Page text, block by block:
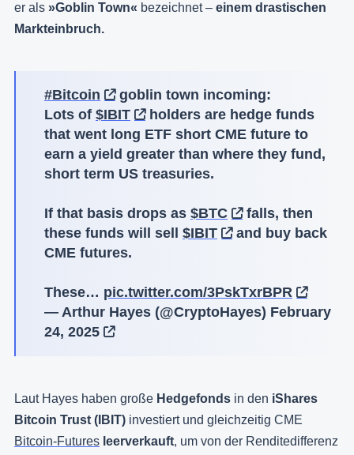
er als »Goblin Town« bezeichnet – einem drastischen
Markteinbruch.
#Bitcoin
goblin town incoming:
Lots of $IBIT
holders are hedge funds
that went long ETF short CME future to
earn a yield greater than where they fund,
short term US treasuries.
If that basis drops as $BTC
falls, then
these funds will sell $IBIT
and buy back
CME futures.
These… pic.twitter.com/3PskTxrBPR
— Arthur Hayes (@CryptoHayes) February
24, 2025
Laut Hayes haben große Hedgefonds in den iShares
Bitcoin Trust (IBIT) investiert und gleichzeitig CME
Bitcoin-Futures leerverkauft, um von der Renditedifferenz